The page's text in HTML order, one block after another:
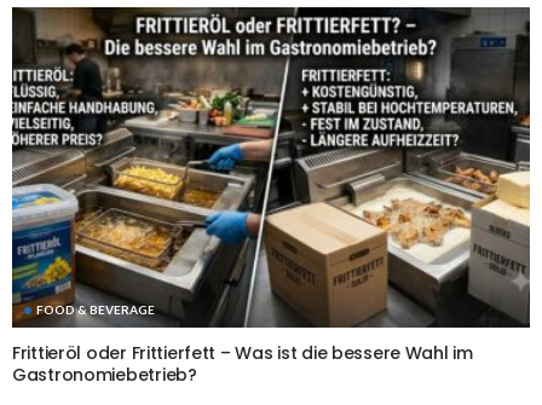
FOOD & BEVERAGE
Frittieröl oder Frittierfett – Was ist die bessere Wahl im
Gastronomiebetrieb?